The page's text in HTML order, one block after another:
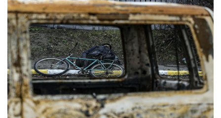
Шоу-біз
#Війна